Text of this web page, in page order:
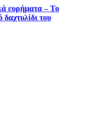
ευρήματα – Το
του